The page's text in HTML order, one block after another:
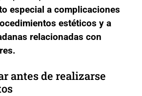
especial a complicaciones
estéticos y a
relacionadas con
antes de realizarse